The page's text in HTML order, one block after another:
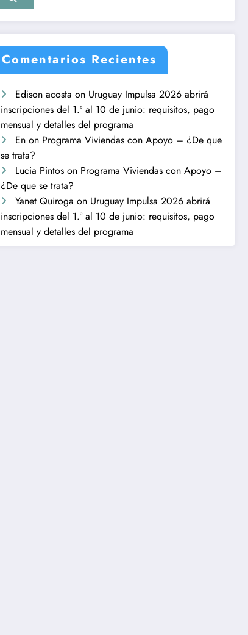
Comentarios Recientes
Edison acosta on Uruguay Impulsa 2026 abrirá
inscripciones del 1.º al 10 de junio: requisitos, pago
mensual y detalles del programa
En on Programa Viviendas con Apoyo – ¿De que
se trata?
Lucia Pintos on Programa Viviendas con Apoyo –
¿De que se trata?
Yanet Quiroga on Uruguay Impulsa 2026 abrirá
inscripciones del 1.º al 10 de junio: requisitos, pago
mensual y detalles del programa